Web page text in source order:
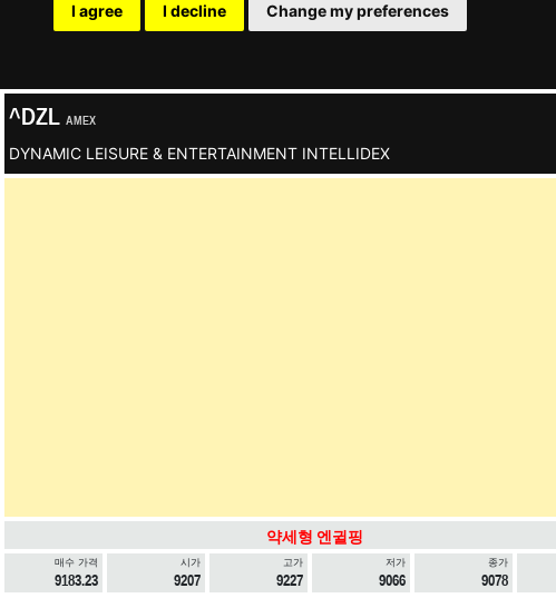
I agree I decline Change my preferences
^DZL AMEX
DYNAMIC LEISURE & ENTERTAINMENT INTELLIDEX
약세형 엔귈핑
매수 가격
9183.23
시가
9207
고가
9227
저가
9066
종가
9078